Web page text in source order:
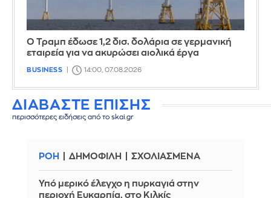
Ο Τραμπ έδωσε 1,2 δισ. δολάρια σε γερμανική
εταιρεία για να ακυρώσει αιολικά έργα
BUSINESS 14:00, 07.08.2026
ΔΙΑΒΑΣΤΕ ΕΠΙΣΗΣ
περισσότερες ειδήσεις από το skai.gr
ΡΟΗ ΔΗΜΟΦΙΛΗ ΣΧΟΛΙΑΣΜΕΝΑ
Υπό μερικό έλεγχο η πυρκαγιά στην
περιοχή Ευκαρπία, στο Κιλκίς